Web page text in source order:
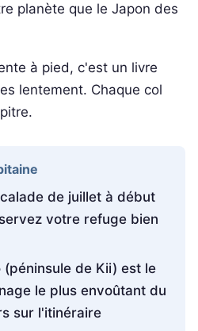
planète que le Japon des
à pied, c'est un livre
lentement. Chaque col
de juillet à début
votre refuge bien
(péninsule de Kii) est le
le plus envoûtant du
sur l'itinéraire